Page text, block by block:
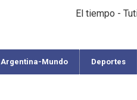
El tiempo -
Argentina-Mundo Deportes